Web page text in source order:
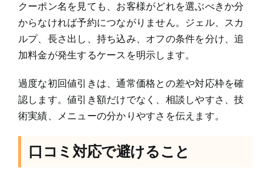
クーポン名を見ても、お客様がどれを選ぶべきか分
からなければ予約につながりません。ジェル、スカ
ルプ、長さ出し、持ち込み、オフの条件を分け、追
加料金が発生するケースを明示します。
過度な初回値引きは、通常価格との差や対応枠を確
認します。値引き額だけでなく、相談しやすさ、技
術実績、メニューの分かりやすさを伝えます。
口コミ対応で避けること